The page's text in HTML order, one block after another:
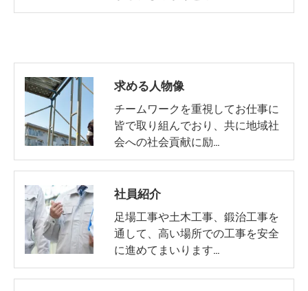
求める人物像
チームワークを重視してお仕事に
皆で取り組んでおり、共に地域社
会への社会貢献に励…
社員紹介
足場工事や土木工事、鍛治工事を
通して、高い場所での工事を安全
に進めてまいります…